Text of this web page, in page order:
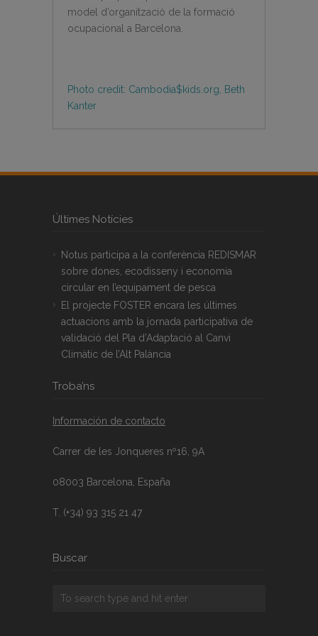
model d’organització de la formació
ocupacional a Barcelona.
Photo credit: Cambodia$kids.org, Beth
Kanter
Últimes Notícies
Notus participa a la conferència REDISMAR
sobre dones, ecodisseny i economia
circular en l’equipament de pesca
El projecte FOSTER encara les últimes
actuacions amb la jornada participativa de
validació del Pla d’Adaptació al Canvi
Climàtic de l’Alt Palància
Troba’ns
Información de contacto
Carrer de les Jonqueres nº16, 9A
08003 Barcelona, España
T. (+34) 93 315 21 47
Buscar